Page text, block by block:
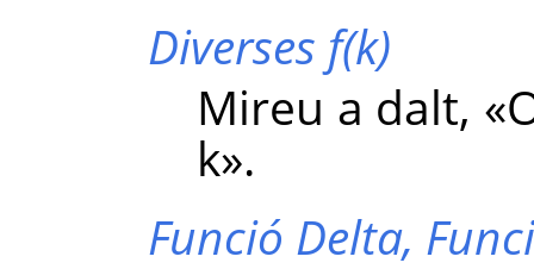
Diverses f(k)
Mireu a dalt, «
k».
Funció Delta,